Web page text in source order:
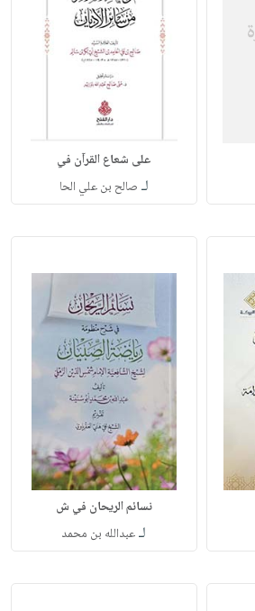
على شعاع القرآن في
لـ صالح بن علي الحا
نسائم الريحان في ش
لـعبدالله بن محمد